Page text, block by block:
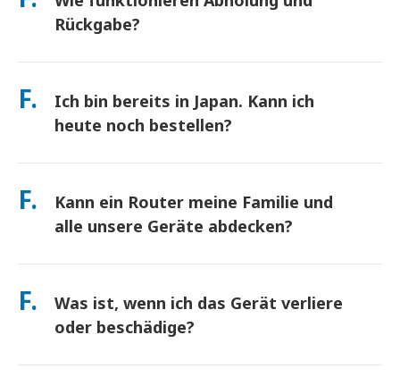
so viele Daten nutzen, wie Sie möchten. (Wie bei jedem
Mobilfunknetz kann es zu vorübergehenden Überlastungen
richtlinienbasierten Drosselung kommen, schreiben wir Ihnen
die Miete gut.
Rückgabe?
Abholung an Hauptflughäfen oder wählen Sie
Ein vorfrankierter Rücksendeumschlag ist inbegriffen – werfen
Sie ihn einfach in einen beliebigen Postkasten in Japan. Kein
Papierkram, keine Warteschlangen am Schalter.
F.
Ich bin bereits in Japan. Kann ich
heute noch bestellen?
Ja. Eine Abholung am selben Tag am Flughafen ist verfügbar.
nächsten Tag an. Wenn Sie sich nicht sicher sind, kontaktieren
Sie uns, und wir bestätigen die schnellste Option für Ihre
Region.
F.
Kann ein Router meine Familie und
alle unsere Geräte abdecken?
verbinden Sie bis zu 10 Geräte gleichzeitig (Telefone, Tablets,
kostenlose Powerbank für den ganztägigen Gebrauch bei.
F.
Was ist, wenn ich das Gerät verliere
oder beschädige?
Sie können beim Checkout eine Versicherung hinzufügen, um